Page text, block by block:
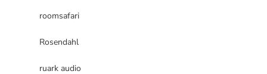
roomsafari
Rosendahl
ruark audio